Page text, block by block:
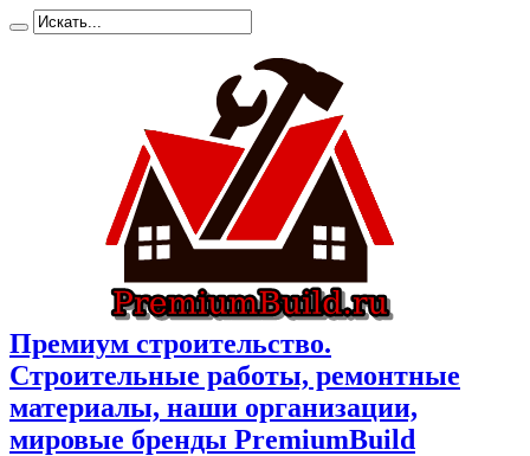
Премиум cтроительство.
Cтроительные работы, ремонтные
материалы, наши организации,
мировые бренды PremiumBuild